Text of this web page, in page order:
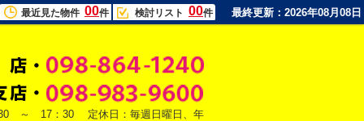
最近見た物件 00件 検討リスト 00件 最終更新：2026年08月08日
30 ～ 17：30 定休日：毎週日曜日、年